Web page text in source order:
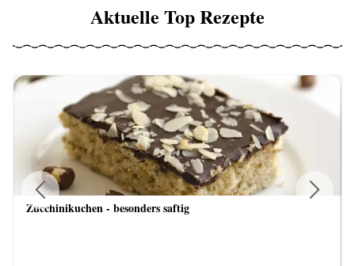
Aktuelle Top Rezepte
Zucchinikuchen - besonders saftig
Previous